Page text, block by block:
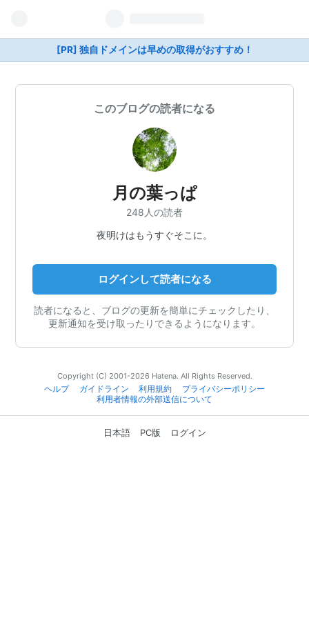
[PR] 独自ドメインは早めの取得がおすすめ！
このブログの読者になる
月の葉っぱ
248人の読者
夜明けはもうすぐそこに。
ログインして読者になる
読者になると、ブログの更新を簡単にチェックしたり、
更新通知を受け取ったりできるようになります。
Copyright (C) 2001-2026 Hatena. All Rights Reserved.
ヘルプ
ガイドライン 利用規約
プライバシーポリシー
利用者情報の外部送信について
日本語 PC版 ログイン